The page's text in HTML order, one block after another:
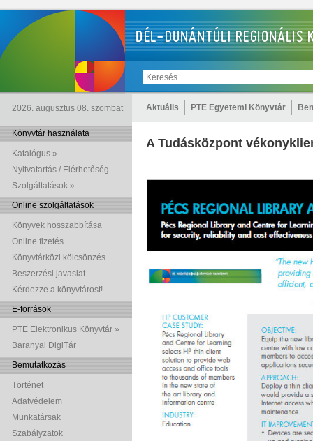
2026. augusztus 08. szombat Aktuális PTE Egyetemi Könyvtár
Könyvtár használata
Katalógus »
Nyitvatartás / Elérhetőség
Szolgáltatások »
Online szolgáltatások
Könyvek hosszabbítása
Online fizetés
Könyvtárközi kölcsönzés
Beszerzési javaslat
Kérdezze a könyvtárost!
E-források
PTE Elektronikus Könyvtár »
Baranyai DigiTár
Bemutatkozás
Történet
Adatvédelem
Munkatársak
Szabályzatok
A Tudásközpont